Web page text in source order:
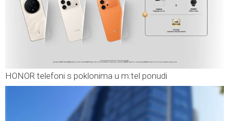
HONOR telefoni s poklonima u m:tel ponudi